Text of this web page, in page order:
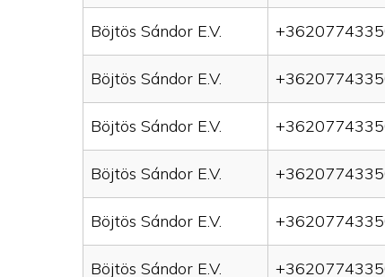
Böjtös Sándor E.V.
Böjtös Sándor E.V.
Böjtös Sándor E.V.
Böjtös Sándor E.V.
Böjtös Sándor E.V.
Böjtös Sándor E.V.